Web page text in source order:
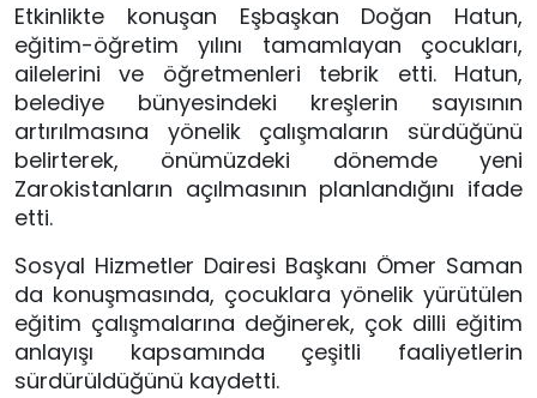
Etkinlikte konuşan Eşbaşkan Doğan Hatun,
eğitim-öğretim yılını tamamlayan çocukları,
ailelerini ve öğretmenleri tebrik etti. Hatun,
belediye bünyesindeki kreşlerin sayısının
artırılmasına yönelik çalışmaların sürdüğünü
belirterek, önümüzdeki dönemde yeni
Zarokistanların açılmasının planlandığını ifade
etti.
Sosyal Hizmetler Dairesi Başkanı Ömer Saman
da konuşmasında, çocuklara yönelik yürütülen
eğitim çalışmalarına değinerek, çok dilli eğitim
anlayışı kapsamında çeşitli faaliyetlerin
sürdürüldüğünü kaydetti.